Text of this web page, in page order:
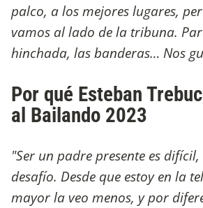
palco, a los mejores lugares,
vamos al lado de la tribuna.
hinchada, las banderas… Nos
Por qué Esteban
al Bailando 2023
"Ser un padre presente es
desafío. Desde que estoy en la
mayor la veo menos, y por